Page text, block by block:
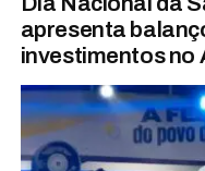
apresenta
investimentos no